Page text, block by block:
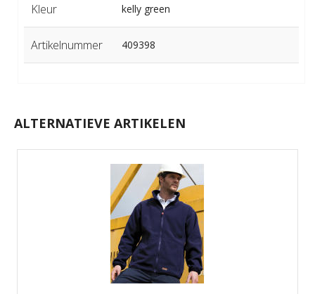
Kleur kelly green
Artikelnummer 409398
ALTERNATIEVE ARTIKELEN